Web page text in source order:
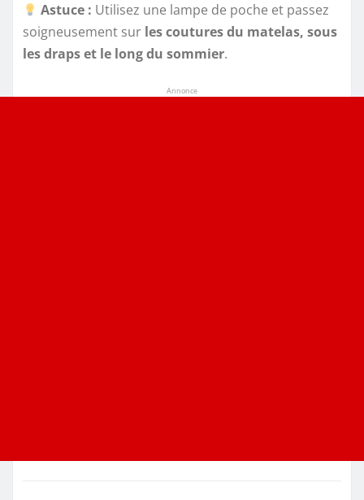
Astuce : Utilisez une lampe de poche et passez
soigneusement sur les coutures du matelas, sous
les draps et le long du sommier.
Annonce